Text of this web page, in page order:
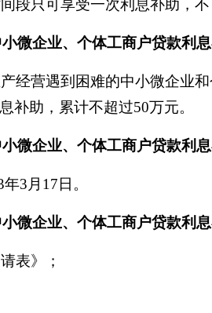
段只可享受一次利息补助，
微企业、个体工商户贷款利
经营遇到困难的中小微企业
补助，累计不超过50万元。
微企业、个体工商户贷款利
3月17日。
微企业、个体工商户贷款利
表》；